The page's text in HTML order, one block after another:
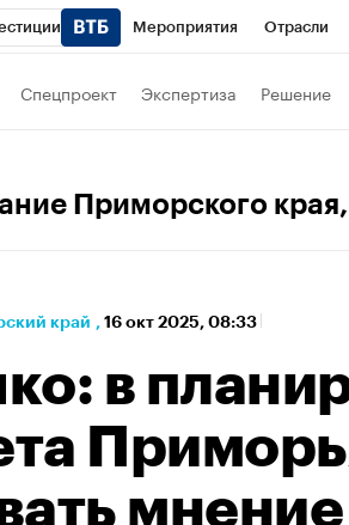
Мероприятия Отрасли
рейтинги
Спецпроект Экспертиза Решение
Приморского края
край , 16 окт 2025, 08:33
в
мнение